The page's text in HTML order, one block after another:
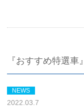
『おすすめ特選車』
NEWS
2022.03.7